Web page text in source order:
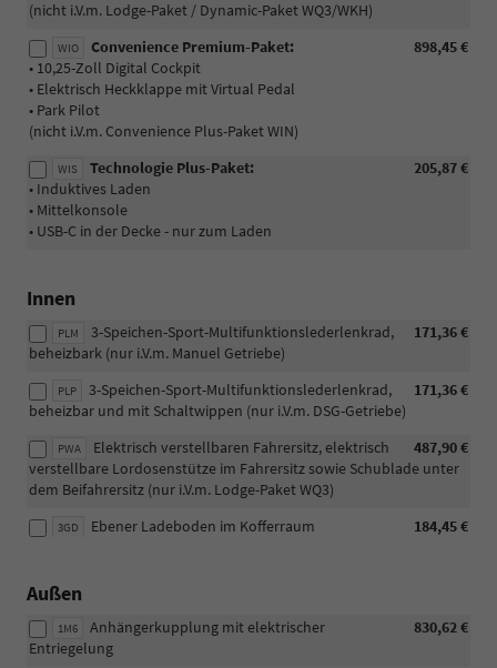
(nicht i.V.m. Lodge-Paket / Dynamic-Paket WQ3/WKH)
WIO 898,45 €
Convenience Premium-Paket:
• 10,25-Zoll Digital Cockpit
• Elektrisch Heckklappe mit Virtual Pedal
• Park Pilot
(nicht i.V.m. Convenience Plus-Paket WIN)
WIS 205,87 €
Technologie Plus-Paket:
• Induktives Laden
• Mittelkonsole
• USB-C in der Decke - nur zum Laden
Innen
PLM 171,36 €
3-Speichen-Sport-Multifunktionslederlenkrad,
beheizbark (nur i.V.m. Manuel Getriebe)
PLP 171,36 €
3-Speichen-Sport-Multifunktionslederlenkrad,
beheizbar und mit Schaltwippen (nur i.V.m. DSG-Getriebe)
PWA 487,90 €
Elektrisch verstellbaren Fahrersitz, elektrisch
verstellbare Lordosenstütze im Fahrersitz sowie Schublade unter
dem Beifahrersitz (nur i.V.m. Lodge-Paket WQ3)
3GD 184,45 €
Ebener Ladeboden im Kofferraum
Außen
1M6 830,62 €
Anhängerkupplung mit elektrischer
Entriegelung